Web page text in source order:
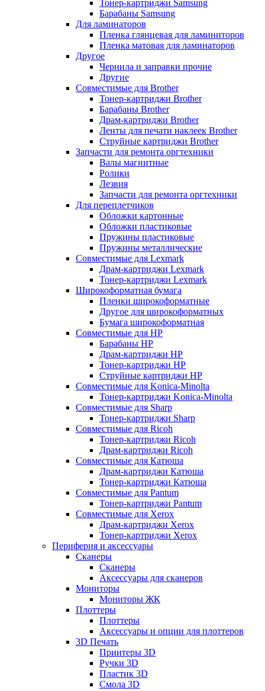
Тонер-картриджи Samsung
Барабаны Samsung
Для ламинаторов
Пленка глянцевая для ламиниторов
Пленка матовая для ламинаторов
Другое
Чернила и заправки прочие
Другие
Совместимые для Brother
Тонер-картриджи Brother
Барабаны Brother
Драм-картриджи Brother
Ленты для печати наклеек Brother
Струйные картриджи Brother
Запчасти для ремонта оргтехники
Валы магнитные
Ролики
Лезвия
Запчасти для ремонта оргтехники
Для переплетчиков
Обложки картонные
Обложки пластиковые
Пружины пластиковые
Пружины металлические
Совместимые для Lexmark
Драм-картриджи Lexmark
Тонер-картриджи Lexmark
Широкоформатная бумага
Пленки широкоформатные
Другое для широкоформатных
Бумага широкоформатная
Совместимые для HP
Барабаны HP
Драм-картриджи HP
Тонер-картриджи HP
Струйные картриджи HP
Совместимые для Konica-Minolta
Тонер-картриджи Konica-Minolta
Совместимые для Sharp
Тонер-картриджи Sharp
Совместимые для Ricoh
Тонер-картриджи Ricoh
Драм-картриджи Ricoh
Совместимые для Катюша
Драм-картриджи Катюша
Тонер-картриджи Катюша
Совместимые для Pantum
Тонер-картриджи Pantum
Совместимые для Xerox
Драм-картриджи Xerox
Тонер-картриджи Xerox
Периферия и аксессуары
Сканеры
Сканеры
Аксессуары для сканеров
Мониторы
Мониторы ЖК
Плоттеры
Плоттеры
Аксессуары и опции для плоттеров
3D Печать
Принтеры 3D
Ручки 3D
Пластик 3D
Смола 3D